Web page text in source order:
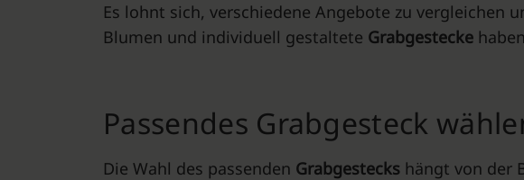
Es lohnt sich, verschiedene Angebote zu vergleichen
Blumen und individuell gestaltete Grabgestecke
Passendes Grabgesteck
Die Wahl des passenden Grabgestecks hängt von der